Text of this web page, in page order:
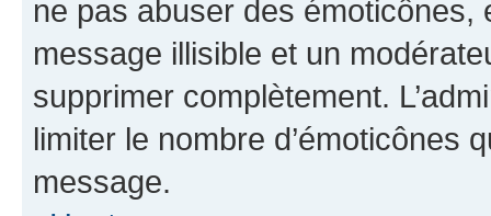
ne pas abuser des
message illisible et un
supprimer complètement.
limiter le nombre d’émoticônes
message.